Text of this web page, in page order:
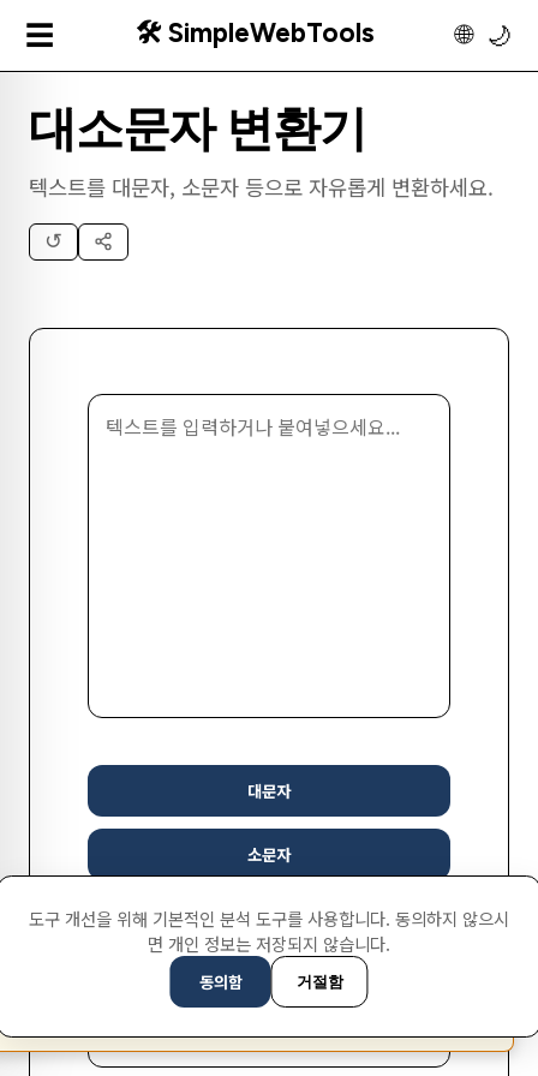
☰ 🛠️ SimpleWebTools 🌐 🌙
도구 개선을 위해 기본적인 분석 도구를 사용합니다. 동의하지 않으시
면 개인 정보는 저장되지 않습니다.
동의함 거절함
대소문자 변환기
텍스트를 대문자, 소문자 등으로 자유롭게 변환하세요.
↺
대문자
소문자
제목 형식 (Title Case)
문장 형식 (Sentence case)
슬러그 형식 (slug-ify)
This page is available in English (UK)